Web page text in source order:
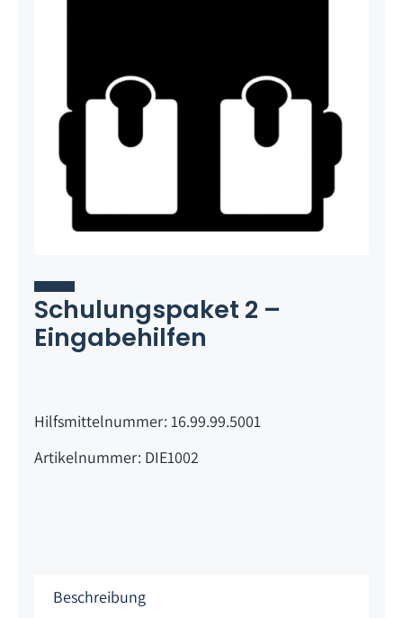
Schulungspaket 2 –
Eingabehilfen
Hilfsmittelnummer: 16.99.99.5001
Artikelnummer: DIE1002
Beschreibung